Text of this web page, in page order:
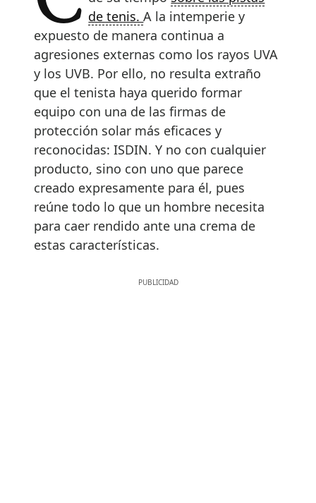
de tenis.A la intemperie y
expuesto de manera continua a
agresiones externas como los rayos UVA
y los UVB. Por ello, no resulta extraño
que el tenista haya querido formar
equipo con una de las firmas de
protección solar más eficaces y
reconocidas: ISDIN. Y no con cualquier
producto, sino con uno que parece
creado expresamente para él, pues
reúne todo lo que un hombre necesita
para caer rendido ante una crema de
estas características.